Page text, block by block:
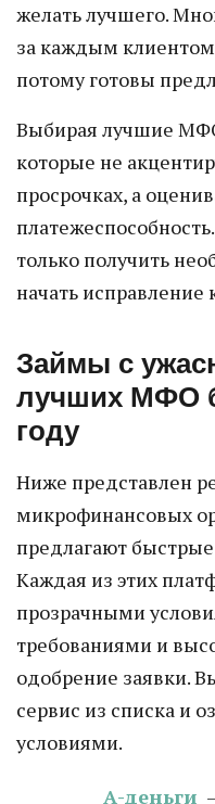
желать лучшего.
за каждым клиентом
потому готовы
Выбирая лучшие
которые не
просрочках, а
только получить
начать
Займы с
лучших МФО
году
Ниже представлен
микрофинансовых
предлагают
Каждая из этих
прозрачными
требованиями и
одобрение заявки.
сервис из списка и
условиями.
А-деньги